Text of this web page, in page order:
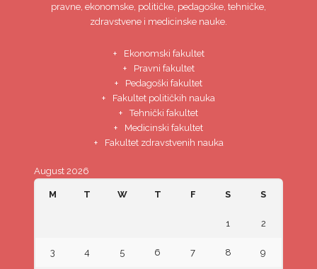
pravne, ekonomske, političke, pedagoške, tehničke,
zdravstvene i medicinske nauke.
Ekonomski fakultet
Pravni fakultet
Pedagoški fakultet
Fakultet političkih nauka
Tehnički fakultet
Medicinski fakultet
Fakultet zdravstvenih nauka
August 2026
M T W T F S S
1 2
3 4 5 6 7 8 9